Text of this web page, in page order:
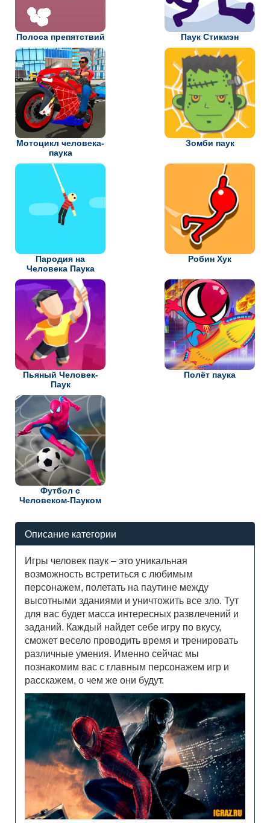
Полоса препятствий Паук Стикмэн
Мотоцикл человека-
паука
Зомби паук
Пародия на
Человека Паука
Робин Хук
Пьяный Человек-
Паук
Полёт паука
Футбол с
Человеком-Пауком
Описание категории
Игры человек паук – это уникальная
возможность встретиться с любимым
персонажем, полетать на паутине между
высотными зданиями и уничтожить все зло. Тут
для вас будет масса интересных развлечений и
заданий. Каждый найдет себе игру по вкусу,
сможет весело проводить время и тренировать
различные умения. Именно сейчас мы
познакомим вас с главным персонажем игр и
расскажем, о чем же они будут.